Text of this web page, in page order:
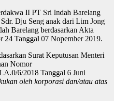
II PT Sri Indah Barelang
Dju Seng anak dari Lim Jong
Barelang berdasarkan Akta
Tanggal 07 Nopember 2019.
Surat Keputusan Menteri
Nomor
6/2018 Tanggal 6 Juni
oleh korporasi dan/atau atas